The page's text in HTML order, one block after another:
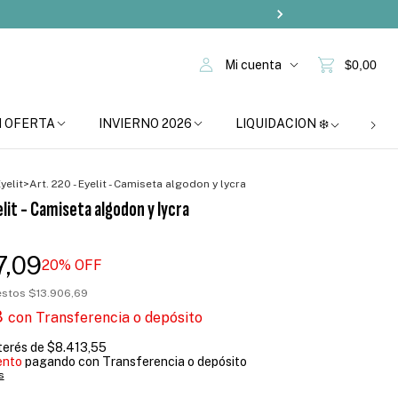
Mi cuenta $0,00
OFERTA INVIERNO 2026 LIQUIDACION ❄️
>Art. 220 - Eyelit - Camiseta algodon y lycra
- Camiseta algodon y lycra
20% OFF
$13.906,69
con Transferencia o depósito
de $8.413,55
pagando con Transferencia o depósito